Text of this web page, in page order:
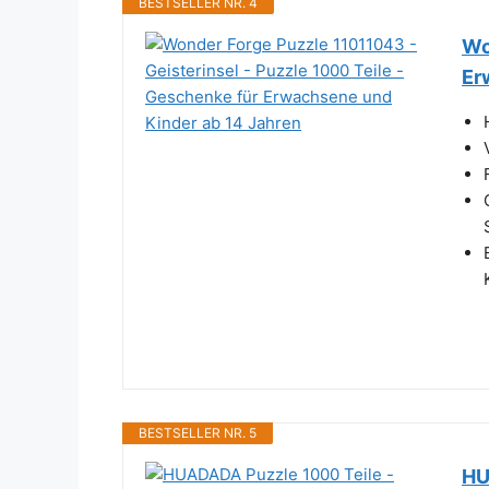
BESTSELLER NR. 5